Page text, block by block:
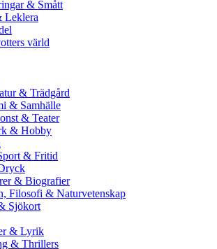
& Smått
Leklera
värld
& Trädgård
& Samhälle
& Teater
& Hobby
& Fritid
& Biografier
Filosofi & Naturvetenskap
Sjökort
& Lyrik
& Thrillers